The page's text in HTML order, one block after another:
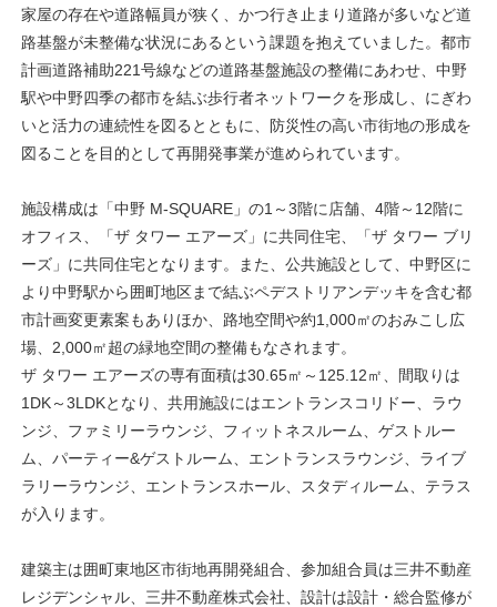
家屋の存在や道路幅員が狭く、かつ行き止まり道路が多いなど道
路基盤が未整備な状況にあるという課題を抱えていました。都市
計画道路補助221号線などの道路基盤施設の整備にあわせ、中野
駅や中野四季の都市を結ぶ歩行者ネットワークを形成し、にぎわ
いと活力の連続性を図るとともに、防災性の高い市街地の形成を
図ることを目的として再開発事業が進められています。
施設構成は「中野 M-SQUARE」の1～3階に店舗、4階～12階に
オフィス、「ザ タワー エアーズ」に共同住宅、「ザ タワー ブリ
ーズ」に共同住宅となります。また、公共施設として、中野区に
より中野駅から囲町地区まで結ぶペデストリアンデッキを含む都
市計画変更素案もありほか、路地空間や約1,000㎡のおみこし広
場、2,000㎡超の緑地空間の整備もなされます。
ザ タワー エアーズの専有面積は30.65㎡～125.12㎡、間取りは
1DK～3LDKとなり、共用施設にはエントランスコリドー、ラウ
ンジ、ファミリーラウンジ、フィットネスルーム、ゲストルー
ム、パーティー&ゲストルーム、エントランスラウンジ、ライブ
ラリーラウンジ、エントランスホール、スタディルーム、テラス
が入ります。
建築主は囲町東地区市街地再開発組合、参加組合員は三井不動産
レジデンシャル、三井不動産株式会社、設計は設計・総合監修が